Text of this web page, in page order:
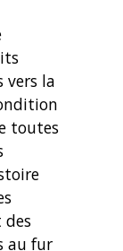
vers la
toutes
des
au fur